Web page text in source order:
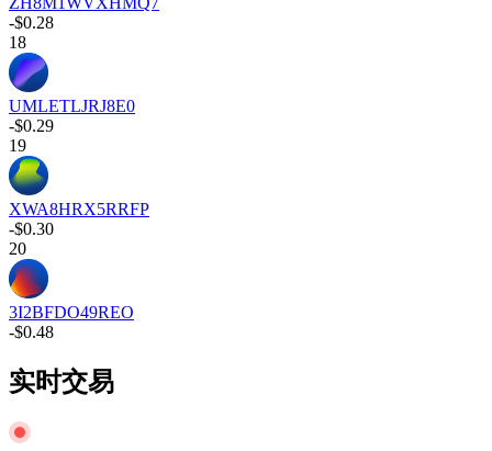
-$0.28
18
UMLETLJRJ8E0
-$0.29
19
XWA8HRX5RRFP
-$0.30
20
3I2BFDO49REO
-$0.48
实时交易